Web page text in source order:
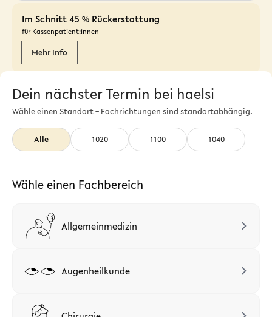
Im Schnitt 45 % Rückerstattung
für Kassenpatient:innen
Mehr Info
Dein nächster Termin bei haelsi
Wähle einen Standort – Fachrichtungen sind standortabhängig.
Alle 1020 1100 1040
Wähle einen Fachbereich
Allgemeinmedizin
Augenheilkunde